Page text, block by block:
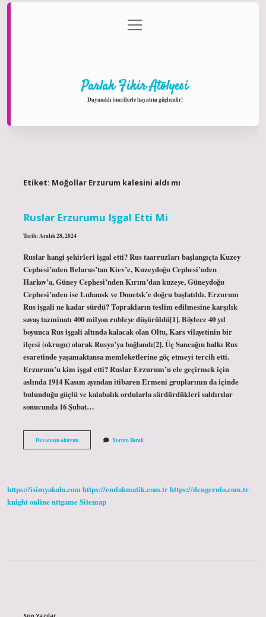
Gizlilik Politikası
menüyü
aç
Parlak Fikir Atölyesi
Dayanıklı önerilerle hayatını güçlendir!
Etiket: Moğollar Erzurum kalesini aldı mı
Ruslar Erzurumu Işgal Etti Mi
Tarih: Aralık 28, 2024
Ruslar hangi şehirleri işgal etti? Rus taarruzları başlangıçta Kuzey
Cephesi’nden Belarus’tan Kiev’e, Kuzeydoğu Cephesi’nden
Harkov’a, Güney Cephesi’nden Kırım’dan kuzeye, Güneydoğu
Cephesi’nden ise Luhansk ve Donetsk’e doğru başlatıldı. Erzurum
Rus işgali ne kadar sürdü? Toprakların teslim edilmesine karşılık
savaş tazminatı 400 milyon rubleye düşürüldü[1]. Böylece 40 yıl
boyunca Rus işgali altında kalacak olan Oltu, Kars vilayetinin bir
ilçesi (okrugu) olarak Rusya’ya bağlandı[2]. Üç Sancağın halkı Rus
esaretinde yaşamaktansa memleketlerine göç etmeyi tercih etti.
Erzurum’u kim işgal etti? Ruslar Erzurum’u ele geçirmek için
aslında 1914 Kasım ayından itibaren Ermeni gruplarının da içinde
bulunduğu güçlü ve kalabalık ordularla sürdürdükleri saldırılar
sonucunda 16 Şubat…
Devamını okuyunRuslar
Erzurumu
Yorum Bırak
https://isimyakala.comhttps://emlakmatik.com.trhttps://dengerulo.com.tr
knight onlinenttgameSitemap